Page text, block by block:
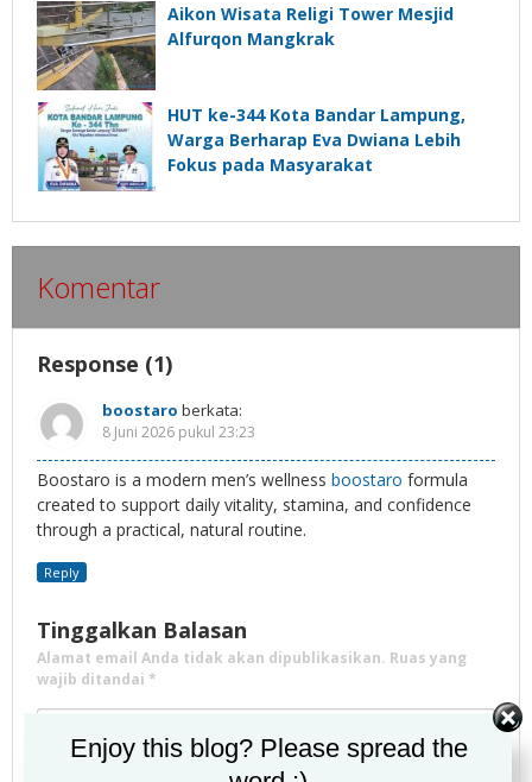
Aikon Wisata Religi Tower Mesjid
Alfurqon Mangkrak
HUT ke-344 Kota Bandar Lampung,
Warga Berharap Eva Dwiana Lebih
Fokus pada Masyarakat
Komentar
Response (1)
boostaro berkata:
8 Juni 2026 pukul 23:23
Boostaro is a modern men’s wellness boostaro formula
created to support daily vitality, stamina, and confidence
through a practical, natural routine.
Reply
Tinggalkan Balasan
Alamat email Anda tidak akan dipublikasikan. Ruas yang
wajib ditandai *
Enjoy this blog? Please spread the